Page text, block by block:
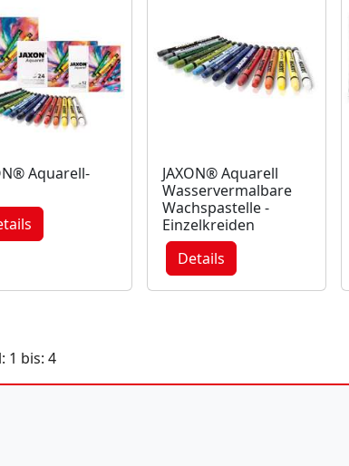
Aquarell-
JAXON® Aquarell
Wasservermalbare
Wachspastelle -
Einzelkreiden
Details
1 bis: 4